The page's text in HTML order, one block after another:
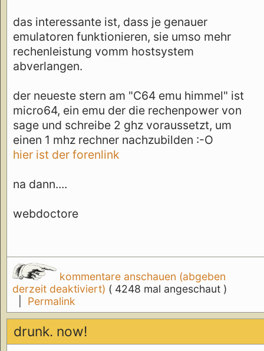
das interessante ist, dass je genauer
emulatoren funktionieren, sie umso mehr
rechenleistung vomm hostsystem
abverlangen.
der neueste stern am "C64 emu himmel" ist
micro64, ein emu der die rechenpower von
sage und schreibe 2 ghz voraussetzt, um
einen 1 mhz rechner nachzubilden :-O
hier ist der forenlink
na dann....
webdoctore
kommentare anschauen (abgeben
derzeit deaktiviert) ( 4248 mal angeschaut )
Permalink
drunk. now!